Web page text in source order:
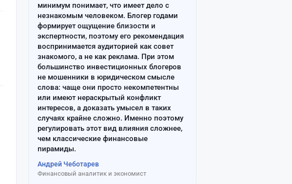
минимум понимает, что имеет дело с
незнакомым человеком. Блогер годами
формирует ощущение близости и
экспертности, поэтому его рекомендация
воспринимается аудиторией как совет
знакомого, а не как реклама. При этом
большинство инвестиционных блогеров
не мошенники в юридическом смысле
слова: чаще они просто некомпетентны
или имеют нераскрытый конфликт
интересов, а доказать умысел в таких
случаях крайне сложно. Именно поэтому
регулировать этот вид влияния сложнее,
чем классические финансовые
пирамиды.
Андрей Чеботарев
Финансовый аналитик и экономист